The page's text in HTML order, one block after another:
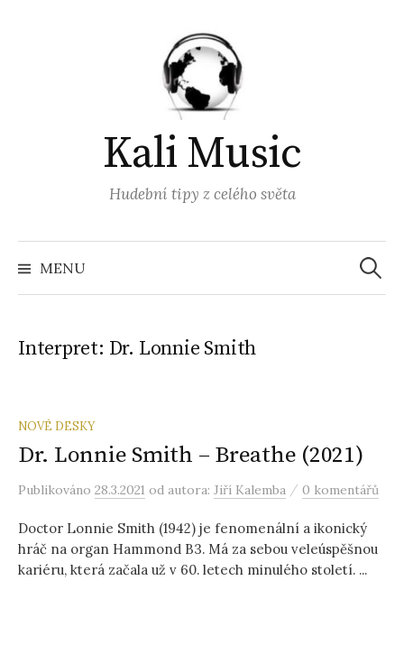
Kali Music
Hudební tipy z celého světa
MENU
Interpret: Dr. Lonnie Smith
NOVÉ DESKY
Dr. Lonnie Smith – Breathe (2021)
Publikováno 28.3.2021 od autora: Jiří Kalemba / 0 komentářů
Doctor Lonnie Smith (1942) je fenomenální a ikonický
hráč na organ Hammond B3. Má za sebou veleúspěšnou
kariéru, která začala už v 60. letech minulého století. ...